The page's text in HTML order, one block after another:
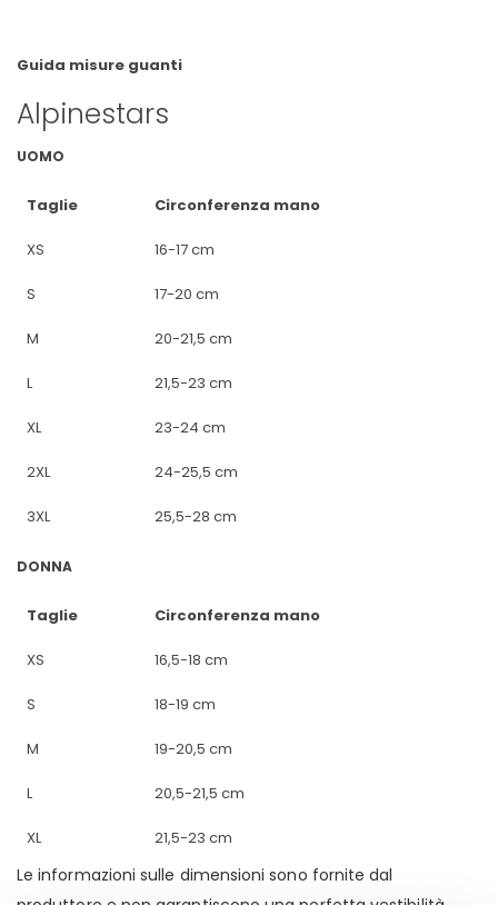
Guida misure guanti
Alpinestars
UOMO
Taglie Circonferenza mano
XS 16-17 cm
S 17-20 cm
M 20-21,5 cm
L 21,5-23 cm
XL 23-24 cm
2XL 24-25,5 cm
3XL 25,5-28 cm
DONNA
Taglie Circonferenza mano
XS 16,5-18 cm
S 18-19 cm
M 19-20,5 cm
L 20,5-21,5 cm
XL 21,5-23 cm
Le informazioni sulle dimensioni sono fornite dal